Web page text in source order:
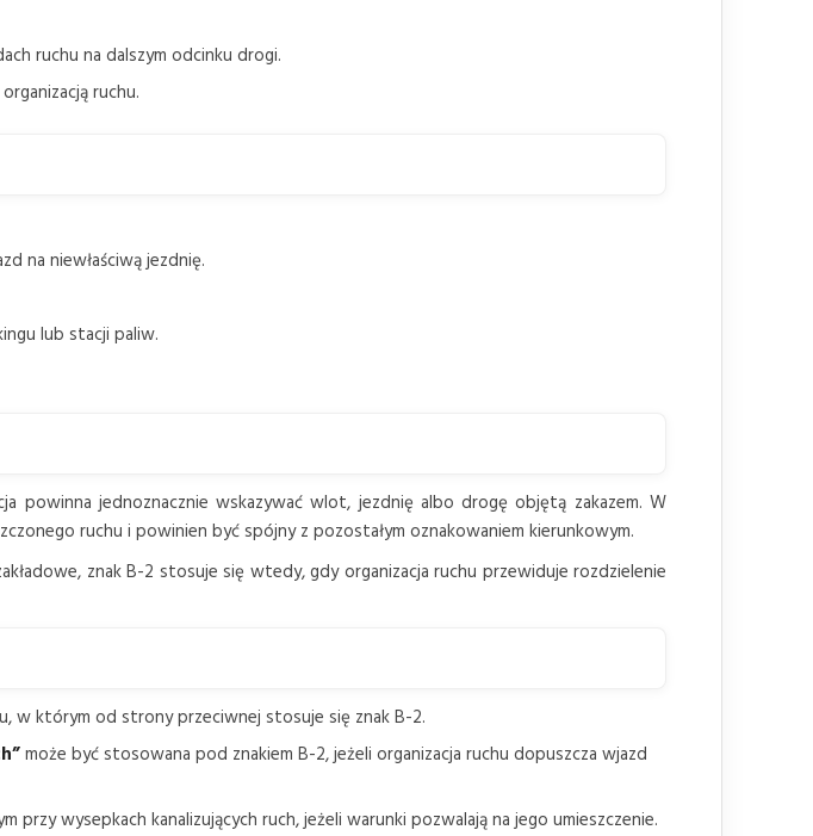
ruchu na dalszym odcinku drogi.
ruchu.
na niewłaściwą jezdnię.
lub stacji paliw.
powinna jednoznacznie wskazywać wlot, jezdnię albo drogę objętą zakazem. W
ruchu i powinien być spójny z pozostałym oznakowaniem kierunkowym.
znak B-2 stosuje się wtedy, gdy organizacja ruchu przewiduje rozdzielenie
w którym od strony przeciwnej stosuje się znak B-2.
może być stosowana pod znakiem B-2, jeżeli organizacja ruchu dopuszcza wjazd
przy wysepkach kanalizujących ruch, jeżeli warunki pozwalają na jego umieszczenie.